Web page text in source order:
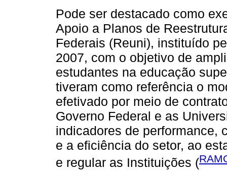
Pode ser destacado como
Apoio a Planos de
Federais (Reuni), instituído
2007, com o objetivo de
estudantes na educação
tiveram como referência o
efetivado por meio de
Governo Federal e as
indicadores de performance,
e a eficiência do setor, ao
e regular as Instituições (